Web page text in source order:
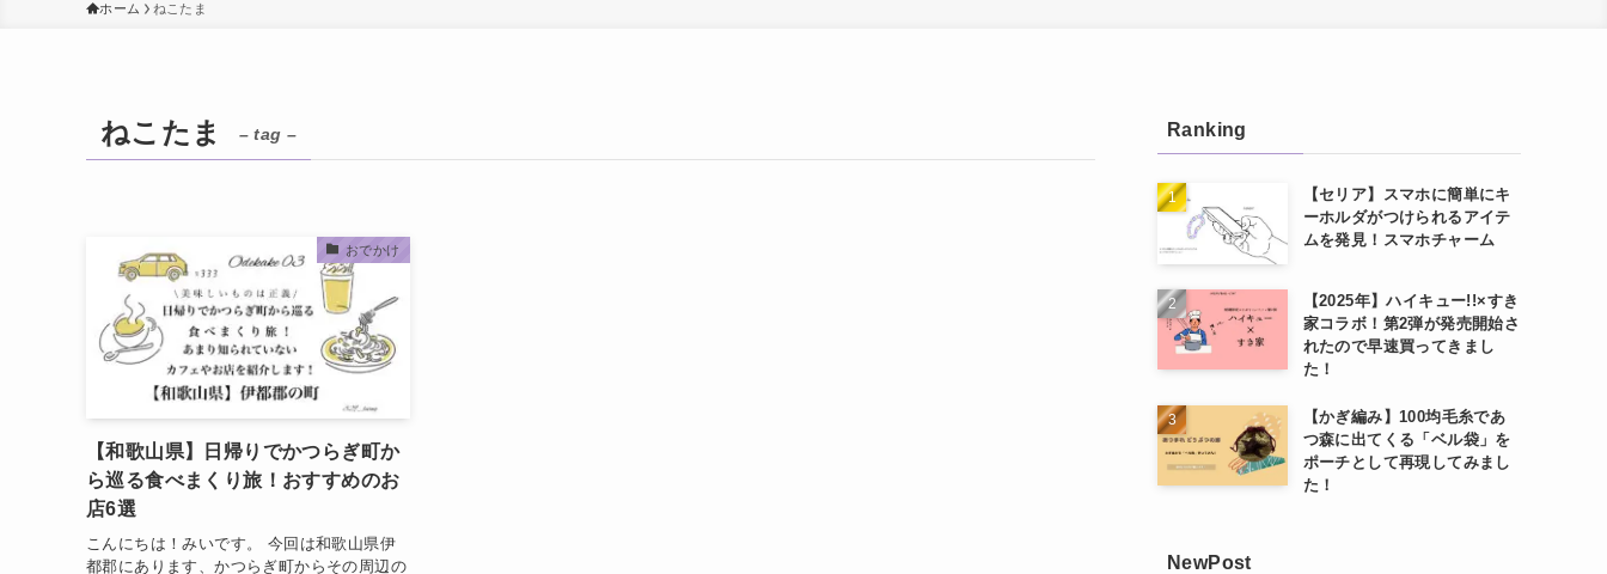
ホーム ねこたま
ねこたま – tag –
おでかけ
【和歌山県】日帰りでかつらぎ町か
ら巡る食べまくり旅！おすすめのお
店6選
こんにちは！みいです。 今回は和歌山県伊
都郡にあります、かつらぎ町からその周辺の
Ranking
【セリア】スマホに簡単にキ
ーホルダがつけられるアイテ
ムを発見！スマホチャーム
【2025年】ハイキュー!!×すき
家コラボ！第2弾が発売開始さ
れたので早速買ってきまし
た！
【かぎ編み】100均毛糸であ
つ森に出てくる「ベル袋」を
ポーチとして再現してみまし
た！
NewPost